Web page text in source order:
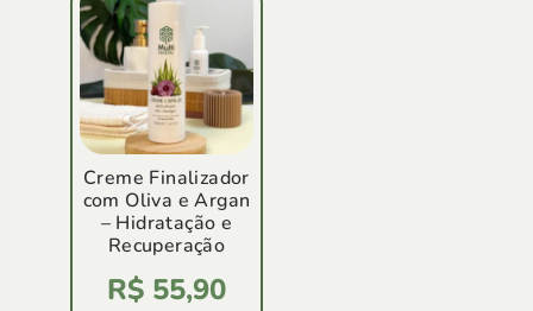
Creme Finalizador
com Oliva e Argan
– Hidratação e
Recuperação
4.94
de
5
R$ 55,90